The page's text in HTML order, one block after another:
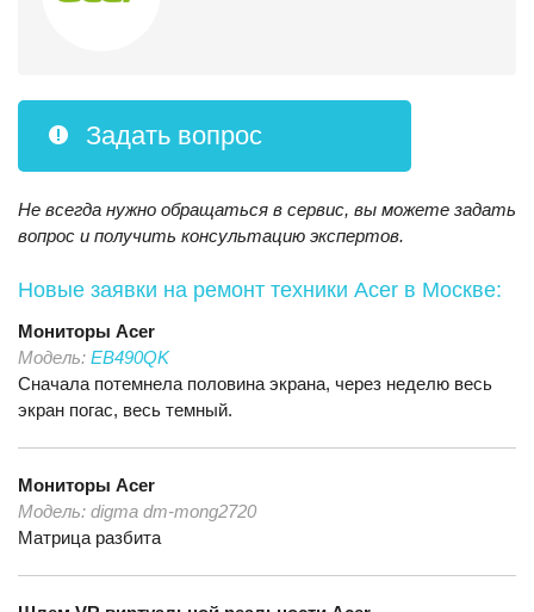
Задать вопрос
Не всегда нужно обращаться в сервис, вы можете задать
вопрос и получить консультацию экспертов.
Новые заявки на ремонт техники Acer в Москве:
Мониторы Acer
Модель: EB490QK
Cначала потемнела половина экрана, через неделю весь
экран погас, весь темный.
Мониторы Acer
Модель: digma dm-mong2720
Матрица разбита